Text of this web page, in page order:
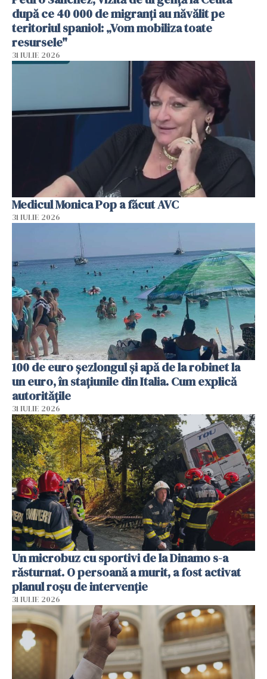
după ce 40 000 de migranți au năvălit pe
teritoriul spaniol: „Vom mobiliza toate
resursele"
31 IULIE 2026
Medicul Monica Pop a făcut AVC
31 IULIE 2026
100 de euro șezlongul și apă de la robinet la
un euro, în stațiunile din Italia. Cum explică
autoritățile
31 IULIE 2026
Un microbuz cu sportivi de la Dinamo s-a
răsturnat. O persoană a murit, a fost activat
planul roșu de intervenție
31 IULIE 2026